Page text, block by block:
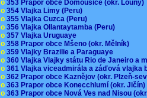
o 353 Prapor obce Domoušice (okr. Louny)
o 354 Vlajka Limy (Peru)
o 355 Vlajka Cuzca (Peru)
o 356 Vlajka Ollantaytamba (Peru)
o 357 Vlajka Uruguaye
o 358 Prapor obce Mšeno (okr. Mělník)
o 359 Vlajky Brazilie a Paraguaye
o 360 Vlajka Vlajky státu Rio de Janeiro a
o 361 Vlajka viceadmirála a záďová
o 362 Prapor obce Kaznějov (okr. Plzeň-
o 363 Prapor obce Konecchlumí (okr.
o 363 Prapor obce Nová Ves nad Nisou